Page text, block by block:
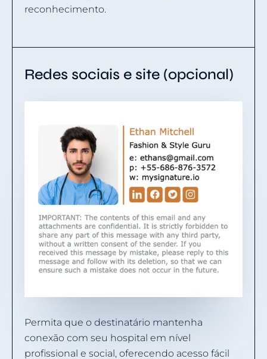
reconhecimento.
Redes sociais e site (opcional)
Permita que o destinatário mantenha
conexão com seu hospital em nível
profissional e social, oferecendo acesso fácil